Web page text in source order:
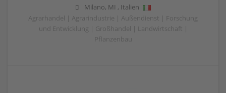
Milano, MI , Italien
Agrarhandel | Agrarindustrie | Außendienst | Forschung
und Entwicklung | Großhandel | Landwirtschaft |
Pflanzenbau